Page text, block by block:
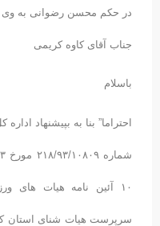
در حکم محسن رضوانی به وی
جناب آقای کاوه کریمی
باسلام
احتراما” بنا به بپیشنهاد
۱۰ آئین نامه هیات های
سرپرست هیات شنای استان